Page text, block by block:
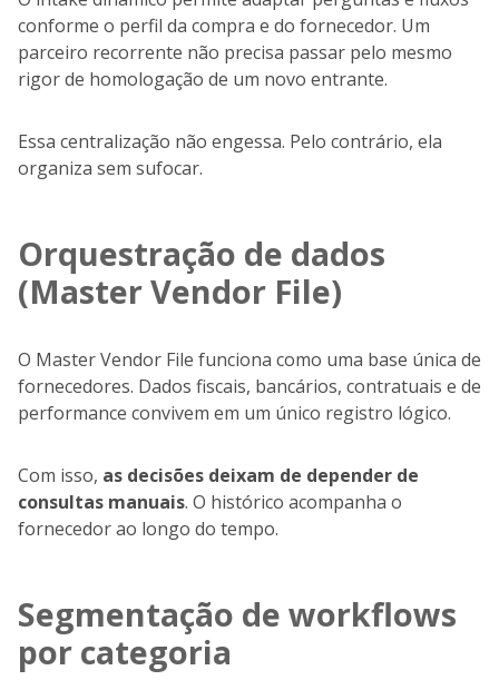
conforme o perfil da compra e do fornecedor. Um
parceiro recorrente não precisa passar pelo mesmo
rigor de homologação de um novo entrante.
Essa centralização não engessa. Pelo contrário, ela
organiza sem sufocar.
Orquestração de dados
(Master Vendor File)
O Master Vendor File funciona como uma base única de
fornecedores. Dados fiscais, bancários, contratuais e de
performance convivem em um único registro lógico.
Com isso, as decisões deixam de depender de
consultas manuais. O histórico acompanha o
fornecedor ao longo do tempo.
Segmentação de workflows
por categoria